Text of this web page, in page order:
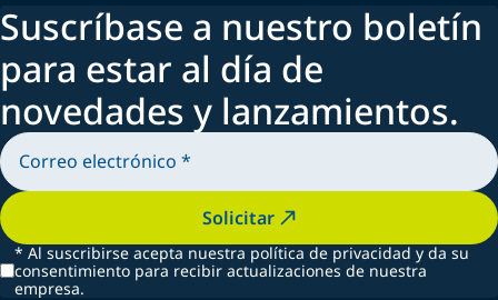
Suscríbase a nuestro boletín
para estar al día de
novedades y lanzamientos.
Solicitar
* Al suscribirse acepta nuestra política de privacidad y da su
consentimiento para recibir actualizaciones de nuestra
empresa.